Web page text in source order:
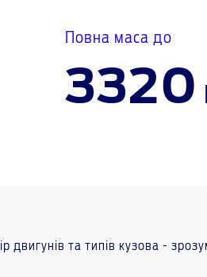
Повна маса до
3320
та типів кузова -